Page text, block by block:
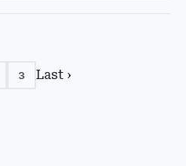
3 Last ›